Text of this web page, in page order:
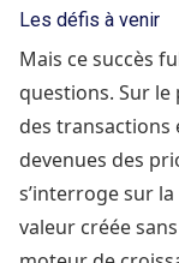
Les défis à venir
Mais ce succès
questions. Sur
des
devenues des
s’interroge sur
valeur créée